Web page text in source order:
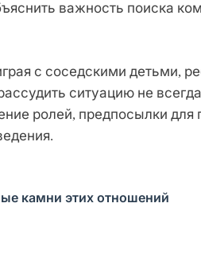
важность поиска
с соседскими детьми,
ситуацию не
ролей, предпосылки для
камни этих отношений